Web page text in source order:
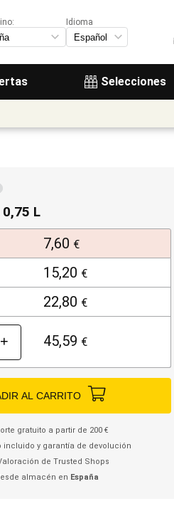
Selecciones
Idioma
L
7,60 €
15,20 €
22,80 €
+ 45,59 €
AL CARRITO
gratuito a partir de 200 €
incluido y garantía de devolución
de Trusted Shops
almacén en España